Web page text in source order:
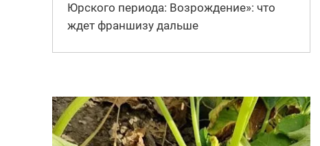
Юрского периода: Возрождение»: что
ждет франшизу дальше